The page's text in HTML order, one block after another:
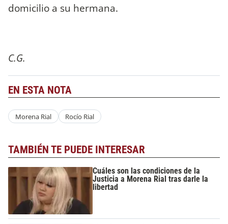
domicilio a su hermana.
C.G.
EN ESTA NOTA
Morena Rial Rocío Rial
TAMBIÉN TE PUEDE INTERESAR
Cuáles son las condiciones de la
Justicia a Morena Rial tras darle la
libertad